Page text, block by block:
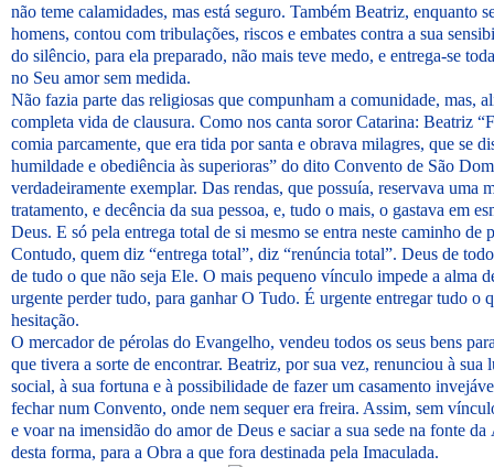
não teme calamidades, mas está seguro. Também Beatriz, enquanto
homens, contou com tribulações, riscos e embates contra a sua
do silêncio, para ela preparado, não mais teve medo, e entrega-se
no Seu amor sem medida.
Não fazia parte das religiosas que compunham a comunidade, mas,
completa vida de clausura. Como nos canta soror Catarina: Beatriz
comia parcamente, que era tida por santa e obrava milagres, que se
humildade e obediência às superioras” do dito Convento de São
verdadeiramente exemplar. Das rendas, que possuía, reservava uma
tratamento, e decência da sua pessoa, e, tudo o mais, o gastava em
Deus. E só pela entrega total de si mesmo se entra neste caminho de
Contudo, quem diz “entrega total”, diz “renúncia total”. Deus de
de tudo o que não seja Ele. O mais pequeno vínculo impede a alma
urgente perder tudo, para ganhar O Tudo. É urgente entregar tudo o
hesitação.
O mercador de pérolas do Evangelho, vendeu todos os seus bens
que tivera a sorte de encontrar. Beatriz, por sua vez, renunciou à sua
social, à sua fortuna e à possibilidade de fazer um casamento
fechar num Convento, onde nem sequer era freira. Assim, sem
e voar na imensidão do amor de Deus e saciar a sua sede na fonte
desta forma, para a Obra a que fora destinada pela Imaculada.